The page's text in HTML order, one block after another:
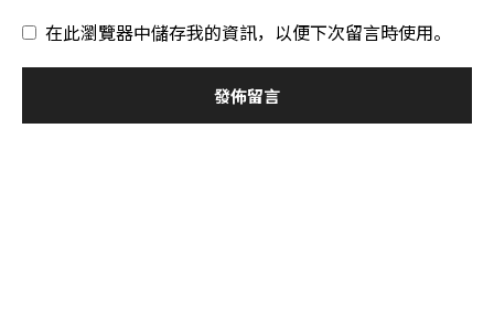
在此瀏覽器中儲存我的資訊，以便下次留言時使用。